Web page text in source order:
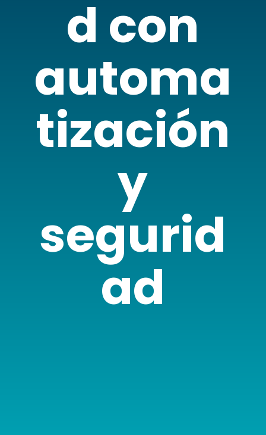
d con
automa
tización
y
segurid
ad